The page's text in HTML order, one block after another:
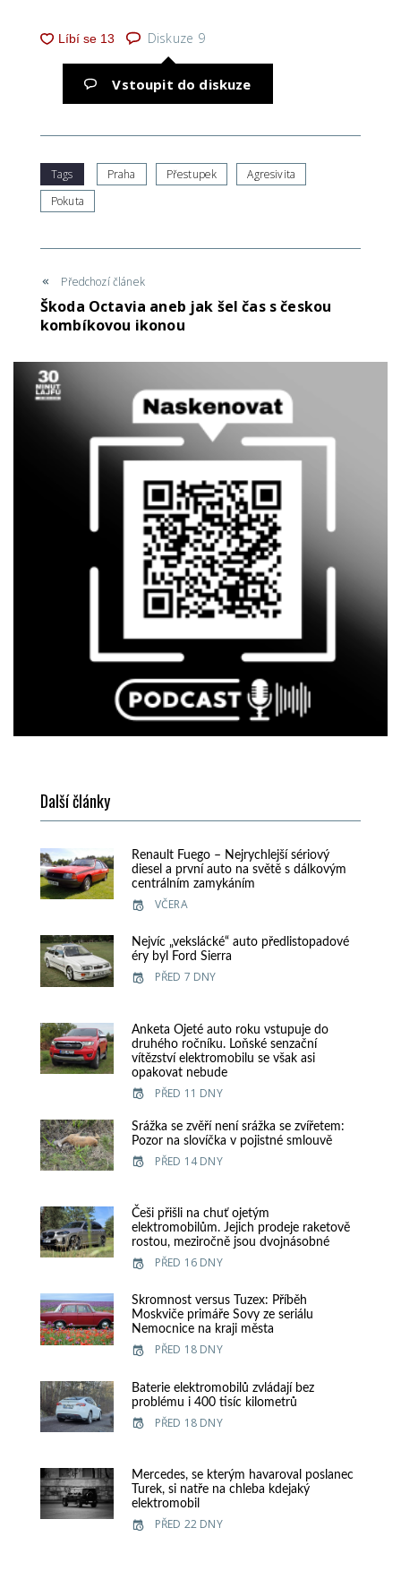
Diskuze 9
Vstoupit do diskuze
Tags Praha Přestupek
Agresivita
Pokuta
Předchozí článek
Škoda Octavia aneb jak šel čas s českou
kombíkovou ikonou
Další články
Renault Fuego – Nejrychlejší sériový
diesel a první auto na světě s dálkovým
centrálním zamykáním
VČERA
Nejvíc „vekslácké“ auto předlistopadové
éry byl Ford Sierra
PŘED 7 DNY
Anketa Ojeté auto roku vstupuje do
druhého ročníku. Loňské senzační
vítězství elektromobilu se však asi
opakovat nebude
PŘED 11 DNY
Srážka se zvěří není srážka se zvířetem:
Pozor na slovíčka v pojistné smlouvě
PŘED 14 DNY
Češi přišli na chuť ojetým
elektromobilům. Jejich prodeje raketově
rostou, meziročně jsou dvojnásobné
PŘED 16 DNY
Skromnost versus Tuzex: Příběh
Moskviče primáře Sovy ze seriálu
Nemocnice na kraji města
PŘED 18 DNY
Baterie elektromobilů zvládají bez
problému i 400 tisíc kilometrů
PŘED 18 DNY
Mercedes, se kterým havaroval poslanec
Turek, si natře na chleba kdejaký
elektromobil
PŘED 22 DNY